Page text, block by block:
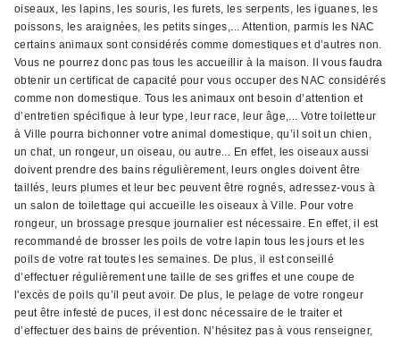
oiseaux, les lapins, les souris, les furets, les serpents, les iguanes, les
poissons, les araignées, les petits singes,... Attention, parmis les NAC
certains animaux sont considérés comme domestiques et d’autres non.
Vous ne pourrez donc pas tous les accueillir à la maison. Il vous faudra
obtenir un certificat de capacité pour vous occuper des NAC considérés
comme non domestique. Tous les animaux ont besoin d’attention et
d’entretien spécifique à leur type, leur race, leur âge,... Votre toiletteur
à Ville pourra bichonner votre animal domestique, qu’il soit un chien,
un chat, un rongeur, un oiseau, ou autre... En effet, les oiseaux aussi
doivent prendre des bains régulièrement, leurs ongles doivent être
taillés, leurs plumes et leur bec peuvent être rognés, adressez-vous à
un salon de toilettage qui accueille les oiseaux à Ville. Pour votre
rongeur, un brossage presque journalier est nécessaire. En effet, il est
recommandé de brosser les poils de votre lapin tous les jours et les
poils de votre rat toutes les semaines. De plus, il est conseillé
d’effectuer régulièrement une taille de ses griffes et une coupe de
l'excès de poils qu’il peut avoir. De plus, le pelage de votre rongeur
peut être infesté de puces, il est donc nécessaire de le traiter et
d’effectuer des bains de prévention. N’hésitez pas à vous renseigner,